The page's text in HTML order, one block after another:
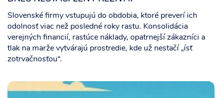
Slovenské firmy vstupujú do obdobia, ktoré preverí ich
odolnosť viac než posledné roky rastu. Konsolidácia
verejných financií, rastúce náklady, opatrnejší zákazníci a
tlak na marže vytvárajú prostredie, kde už nestačí „ísť
zotrvačnosťou“.